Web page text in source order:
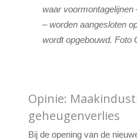
waar
– worden aangesloten
wordt opgebouwd. Foto
Opinie:
geheugenverlies
Bij de opening van de